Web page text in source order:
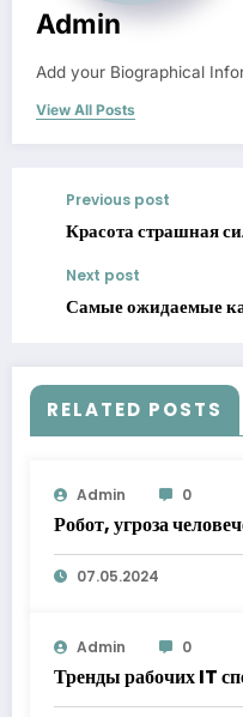
Admin
Add your Biographical
View All Posts
Previous post
Красота страшная
Next post
Самые ожидаемые
RELATED POSTS
Admin 0
Робот, угроза
07.05.2024
Admin 0
Тренды рабочих IT